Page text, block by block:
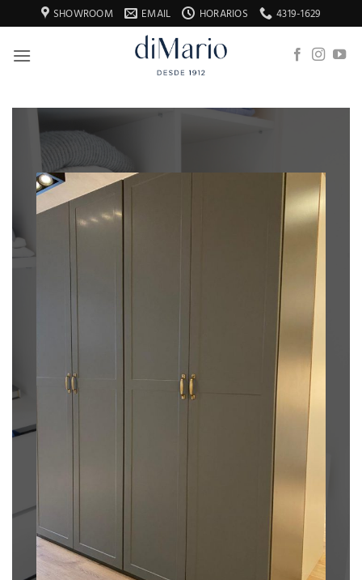
al
contenido
SHOWROOM EMAIL HORARIOS 4319-1629